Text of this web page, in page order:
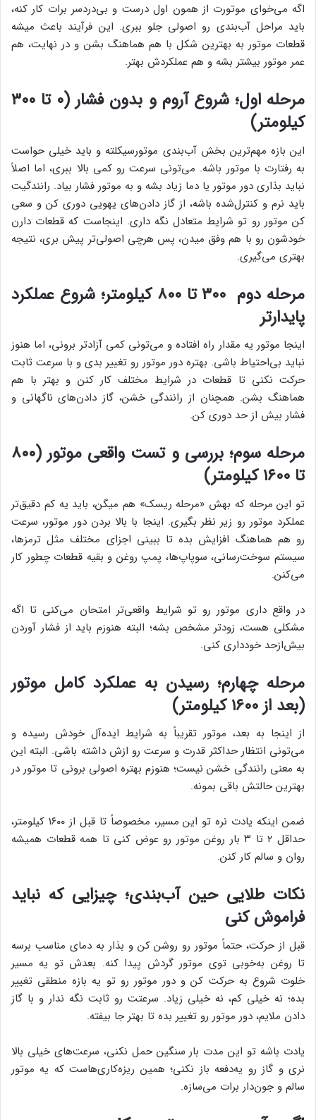
اگه می‌خوای موتورت از همون اول درست و بی‌دردسر برات کار کنه،
باید مراحل آب‌بندی رو اصولی جلو ببری. این فرآیند باعث میشه
قطعات موتور به بهترین شکل با هم هماهنگ بشن و در نهایت، هم
عمر موتور بیشتر بشه و هم عملکردش بهتر.
مرحله اول؛ شروع آروم و بدون فشار (۰ تا ۳۰۰
کیلومتر)
این بازه مهم‌ترین بخش آب‌بندی موتورسیکلته و باید خیلی حواست
به رفتارت با موتور باشه. می‌تونی سرعت رو کمی بالا ببری، اما اصلاً
نباید بذاری دور موتور یا دما زیاد بشه و به موتور فشار بیاد. رانندگیت
باید نرم و کنترل‌شده باشه، از گاز دادن‌های یهویی دوری کن و سعی
کن موتور رو تو شرایط متعادل نگه داری. اینجاست که قطعات دارن
خودشون رو با هم وفق میدن، پس هرچی اصولی‌تر پیش بری، نتیجه
بهتری می‌گیری.
مرحله دوم ۳۰۰
تا ۸۰۰ کیلومتر؛ شروع عملکرد
پایدارتر
اینجا موتور یه مقدار راه افتاده و می‌تونی کمی آزادتر برونی، اما هنوز
نباید بی‌احتیاط باشی. بهتره دور موتور رو تغییر بدی و با سرعت ثابت
حرکت نکنی تا قطعات در شرایط مختلف کار کنن و بهتر با هم
هماهنگ بشن. همچنان از رانندگی خشن، گاز دادن‌های ناگهانی و
فشار بیش از حد دوری کن.
مرحله سوم؛ بررسی و تست واقعی موتور (۸۰۰
تا ۱۶۰۰ کیلومتر)
تو این مرحله که بهش «مرحله ریسک» هم میگن، باید یه کم دقیق‌تر
عملکرد موتور رو زیر نظر بگیری. اینجا با بالا بردن دور موتور، سرعت
رو هم هماهنگ افزایش بده تا ببینی اجزای مختلف مثل ترمزها،
سیستم سوخت‌رسانی، سوپاپ‌ها، پمپ روغن و بقیه قطعات چطور کار
می‌کنن.
در واقع داری موتور رو تو شرایط واقعی‌تر امتحان می‌کنی تا اگه
مشکلی هست، زودتر مشخص بشه؛ البته هنوزم باید از فشار آوردن
بیش‌ازحد خودداری کنی.
مرحله چهارم؛ رسیدن به عملکرد کامل موتور
(بعد از ۱۶۰۰ کیلومتر)
از اینجا به بعد، موتور تقریباً به شرایط ایده‌آل خودش رسیده و
می‌تونی انتظار حداکثر قدرت و سرعت رو ازش داشته باشی. البته این
به معنی رانندگی خشن نیست؛ هنوزم بهتره اصولی برونی تا موتور در
بهترین حالتش باقی بمونه.
ضمن اینکه یادت نره تو این مسیر، مخصوصاً تا قبل از ۱۶۰۰ کیلومتر،
حداقل ۲ تا ۳ بار روغن موتور رو عوض کنی تا همه قطعات همیشه
روان و سالم کار کنن.
نکات طلایی حین آب‌بندی؛ چیزایی که نباید
فراموش کنی
قبل از حرکت، حتماً موتور رو روشن کن و بذار به دمای مناسب برسه
تا روغن به‌خوبی توی موتور گردش پیدا کنه. بعدش تو یه مسیر
خلوت شروع به حرکت کن و دور موتور رو تو یه بازه منطقی تغییر
بده؛ نه خیلی کم، نه خیلی زیاد. سرعتت رو ثابت نگه ندار و با گاز
دادن ملایم، دور موتور رو تغییر بده تا بهتر جا بیفته.
یادت باشه تو این مدت بار سنگین حمل نکنی، سرعت‌های خیلی بالا
نری و گاز رو یه‌دفعه باز نکنی؛ همین ریزه‌کاری‌هاست که یه موتور
سالم و جون‌دار برات می‌سازه.